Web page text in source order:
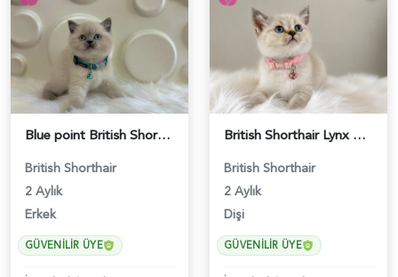
Blue point British Shorthair Kedim 2 Aylık - 4132
British Shorthair
2 Aylık
Erkek
GÜVENILIR ÜYE
British Shorthair Lynx Point Dişi Yavrumuz Yuva Arıyor - 5148
British Shorthair
2 Aylık
Dişi
GÜVENILIR ÜYE